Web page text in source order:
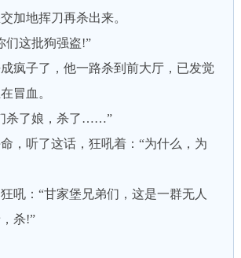
地挥刀再杀出来。
这批狗强盗!”
子了，他一路杀到前大厅，已发觉
冒血。
了娘，杀了……”
听了这话，狂吼着：“为什么，为
：“甘家堡兄弟们，这是一群无人
杀!”